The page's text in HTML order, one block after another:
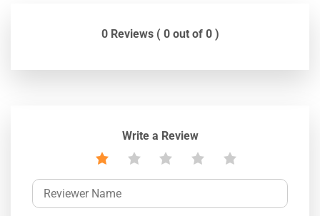
0 Reviews ( 0 out of 0 )
Write a Review